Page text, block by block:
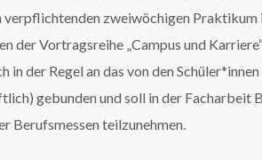
zweiwöchigen Praktikum
der Vortragsreihe „Campus und
der Regel an das von den
gebunden und soll in der Facharbeit
teilzunehmen.